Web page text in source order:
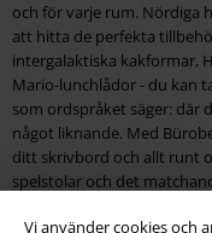
Vi använder cookies och
och för varje rum. Nördiga
att hitta de perfekta
intergalaktiska kakformar,
Mario-lunchlådor - du kan
som ordspråket säger: där
något liknande. Med
ditt skrivbord och allt runt
spelstolar och det